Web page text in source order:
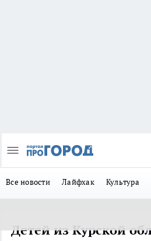
Все новости Лайфхак Культура
Детей из Курской